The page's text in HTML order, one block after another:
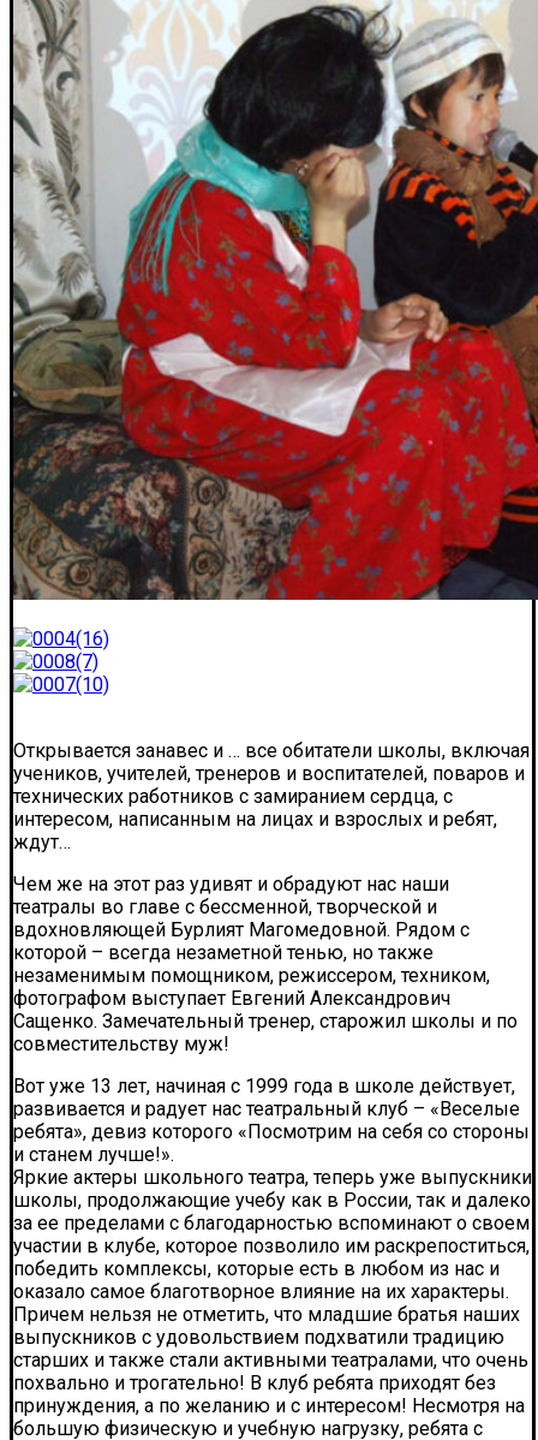
Открывается занавес и … все обитатели школы, включая
учеников, учителей, тренеров и воспитателей, поваров и
технических работников с замиранием сердца, с
интересом, написанным на лицах и взрослых и ребят,
ждут…
Чем же на этот раз удивят и обрадуют нас наши
театралы во главе с бессменной, творческой и
вдохновляющей Бурлият Магомедовной. Рядом с
которой – всегда незаметной тенью, но также
незаменимым помощником, режиссером, техником,
фотографом выступает Евгений Александрович
Сащенко. Замечательный тренер, старожил школы и по
совместительству муж!
Вот уже 13 лет, начиная с 1999 года в школе действует,
развивается и радует нас театральный клуб – «Веселые
ребята», девиз которого «Посмотрим на себя со стороны
и станем лучше!».
Яркие актеры школьного театра, теперь уже выпускники
школы, продолжающие учебу как в России, так и далеко
за ее пределами с благодарностью вспоминают о своем
участии в клубе, которое позволило им раскрепоститься,
победить комплексы, которые есть в любом из нас и
оказало самое благотворное влияние на их характеры.
Причем нельзя не отметить, что младшие братья наших
выпускников с удовольствием подхватили традицию
старших и также стали активными театралами, что очень
похвально и трогательно! В клуб ребята приходят без
принуждения, а по желанию и с интересом! Несмотря на
большую физическую и учебную нагрузку, ребята с